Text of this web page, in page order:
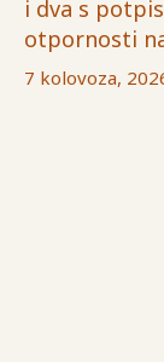
i dva s
otpornosti
7 kolovoza,